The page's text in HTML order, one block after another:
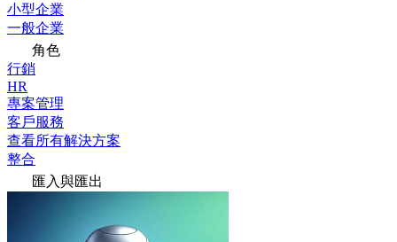
小型企業
一般企業
角色
行銷
HR
專案管理
客戶服務
查看所有解決方案
整合
匯入與匯出